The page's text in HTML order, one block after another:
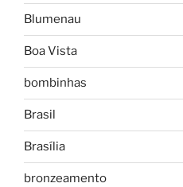
Blumenau
Boa Vista
bombinhas
Brasil
Brasília
bronzeamento